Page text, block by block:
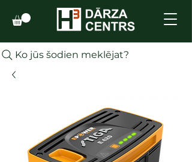
Ko jūs šodien meklējat?